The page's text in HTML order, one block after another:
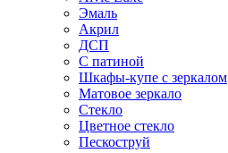
Эмаль
Акрил
ДСП
С патиной
Шкафы-купе с зеркалом
Матовое зеркало
Стекло
Цветное стекло
Пескоструй